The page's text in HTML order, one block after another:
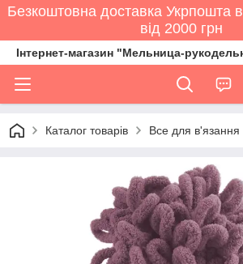
Безкоштовна доставка Укрпошта
від 2000 грн
Інтернет-магазин "Мельница-
Каталог товарів Все для в'язання